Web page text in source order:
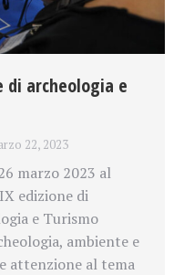
di archeologia e
22, 2023
marzo 2023 al
edizione di
e Turismo
ambiente e
attenzione al tema